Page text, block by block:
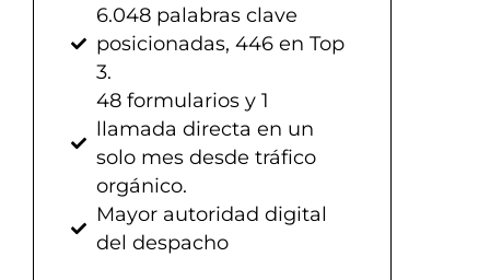
6.048 palabras clave
posicionadas, 446 en Top
3.
48 formularios y 1
llamada directa en un
solo mes desde tráfico
orgánico.
Mayor autoridad digital
del despacho